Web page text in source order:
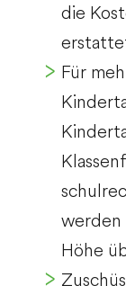
die
Für
werden
Höhe